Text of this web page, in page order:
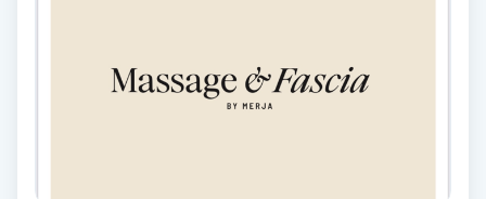
Kinesisk medicin